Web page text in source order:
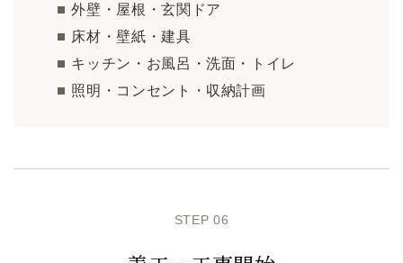
外壁・屋根・玄関ドア
床材・壁紙・建具
キッチン・お風呂・洗面・トイレ
照明・コンセント・収納計画
STEP 06